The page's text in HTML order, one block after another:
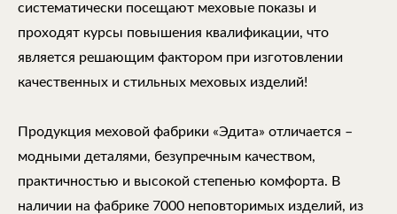
систематически посещают меховые показы и
проходят курсы повышения квалификации, что
является решающим фактором при изготовлении
качественных и стильных меховых изделий!
Продукция меховой фабрики «Эдита» отличается –
модными деталями, безупречным качеством,
практичностью и высокой степенью комфорта. В
наличии на фабрике 7000 неповторимых изделий, из